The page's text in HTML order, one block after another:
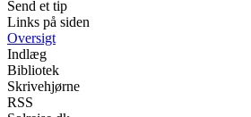
Send et tip
Links på siden
Oversigt
Indlæg
Bibliotek
Skrivehjørne
RSS